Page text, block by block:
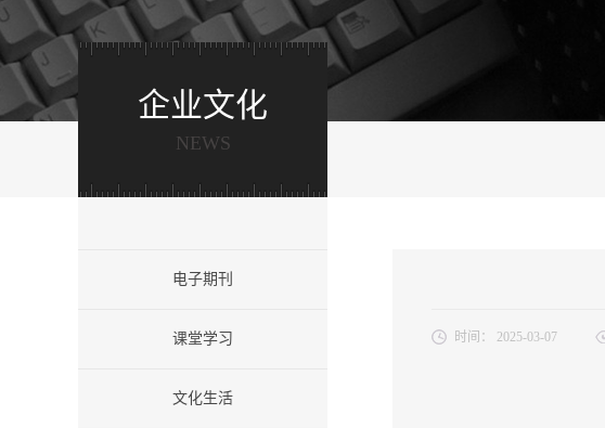
企业文化
NEWS
电子期刊
课堂学习
文化生活
时间： 2025-03-07